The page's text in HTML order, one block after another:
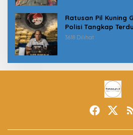
Ratusan Pil Kuning
Polisi Tangkap
Jemput Paket
3618 Dilihat